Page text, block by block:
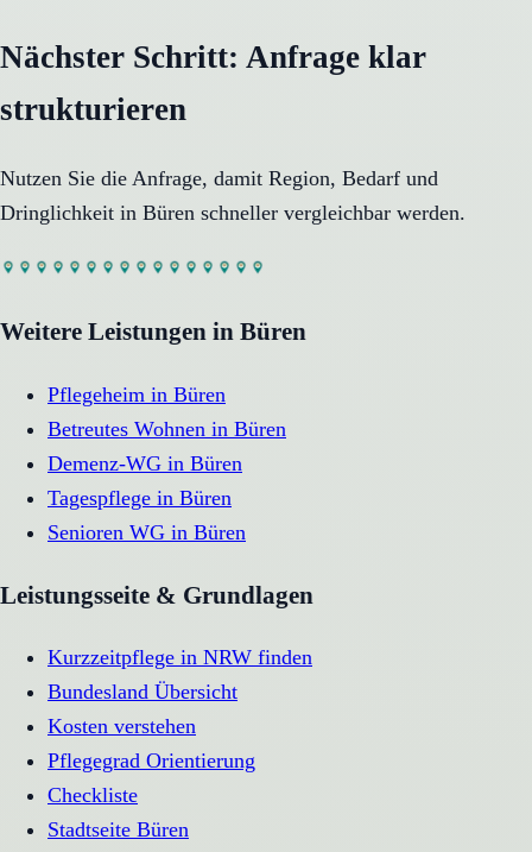
Nächster Schritt: Anfrage klar
strukturieren
Nutzen Sie die Anfrage, damit Region, Bedarf und
Dringlichkeit in Büren schneller vergleichbar werden.
Weitere Leistungen in Büren
Pflegeheim in Büren
Betreutes Wohnen in Büren
Demenz-WG in Büren
Tagespflege in Büren
Senioren WG in Büren
Leistungsseite & Grundlagen
Kurzzeitpflege in NRW finden
Bundesland Übersicht
Kosten verstehen
Pflegegrad Orientierung
Checkliste
Stadtseite Büren